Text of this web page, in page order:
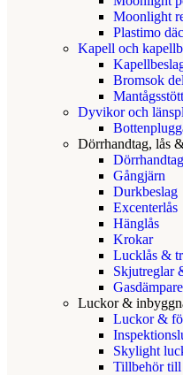
Moonlight
Plastimo
Kapell och
Bromsok
Dyvikor och
Dörrhandtag, lås
Gångjärn
Durkbeslag
Excenterlås
Hänglås
Krokar
Lucklås &
Skjutreglar
Luckor &
Luckor &
Skylight
Tillbehör